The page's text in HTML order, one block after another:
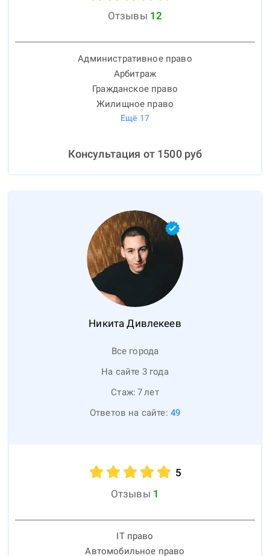
Отзывы 12
Административное право
Арбитраж
Гражданское право
Жилищное право
Ещё 17
Консультация от 1500руб
Никита Дивлекеев
Все города
На сайте 3 года
Стаж: 7лет
Ответов на сайте: 49
5
Отзывы 1
IT право
Автомобильное право